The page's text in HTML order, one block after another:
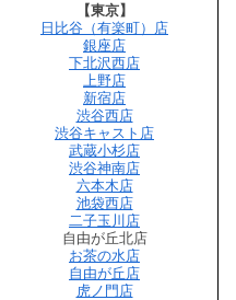
【東京】
日比谷（有楽町）店
銀座店
下北沢西店
上野店
新宿店
渋谷西店
渋谷キャスト店
武蔵小杉店
渋谷神南店
六本木店
池袋西店
二子玉川店
自由が丘北店
お茶の水店
自由が丘店
虎ノ門店